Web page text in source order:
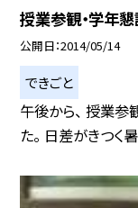
授業参観・学年
公開日 2014/05/14
できごと
午後から、 授業参
た。 日差がきつく